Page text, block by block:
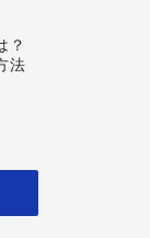
？
法